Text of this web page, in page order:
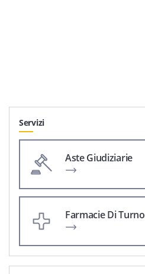
Servizi
Aste Giudiziarie
Farmacie Di Turno